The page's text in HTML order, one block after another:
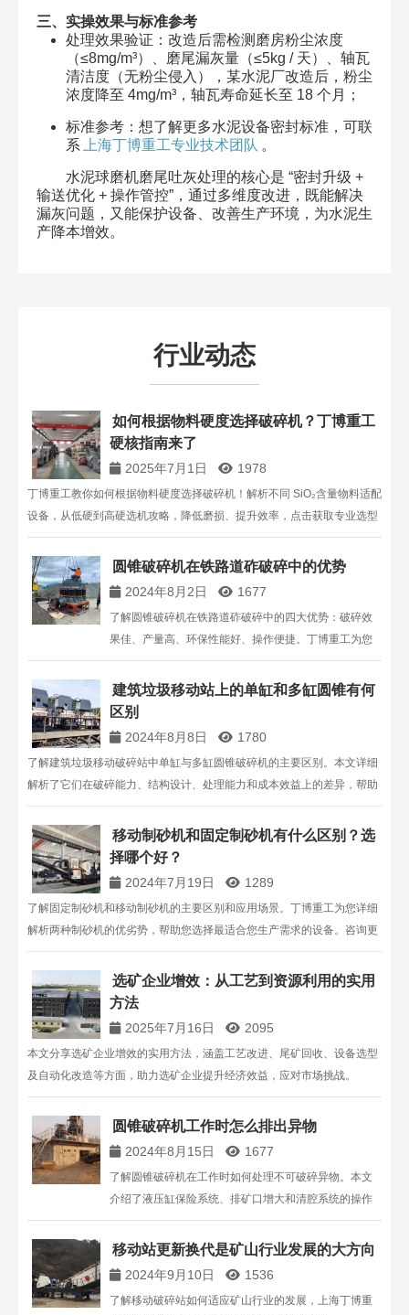
三、实操效果与标准参考​
处理效果验证：改造后需检测磨房粉尘浓度
（≤8mg/m³）、磨尾漏灰量（≤5kg / 天）、轴瓦
清洁度（无粉尘侵入），某水泥厂改造后，粉尘
浓度降至 4mg/m³，轴瓦寿命延长至 18 个月；​
标准参考：想了解更多水泥设备密封标准，可联
系
上海丁博重工专业技术团队 。
水泥球磨机磨尾吐灰处理的核心是 “密封升级 +
输送优化 + 操作管控”，通过多维度改进，既能解决
漏灰问题，又能保护设备、改善生产环境，为水泥生
产降本增效。
行业动态
如何根据物料硬度选择破碎机？丁博重工
硬核指南来了​
2025年7月1日 1978
丁博重工教你如何根据物料硬度选择破碎机！解析不同 SiO₂含量物料适配
设备，从低硬到高硬选机攻略，降低磨损、提升效率，点击获取专业选型
方案！
圆锥破碎机在铁路道砟破碎中的优势
2024年8月2日 1677
了解圆锥破碎机在铁路道砟破碎中的四大优势：破碎效
果佳、产量高、环保性能好、操作便捷。丁博重工为您
提供高效可靠的圆锥破碎机解决方案，助力铁路道砟生
产。
建筑垃圾移动站上的单缸和多缸圆锥有何
区别
2024年8月8日 1780
了解建筑垃圾移动破碎站中单缸与多缸圆锥破碎机的主要区别。本文详细
解析了它们在破碎能力、结构设计、处理能力和成本效益上的差异，帮助
您选择适合的设备以提升破碎效率和降低运营成本。更多信息请联系上海
丁博重工，电话：13816711123。移动制砂机和固定制砂机有什么区别？选
择哪个好？
2024年7月19日 1289
了解固定制砂机和移动制砂机的主要区别和应用场景。丁博重工为您详细
解析两种制砂机的优劣势，帮助您选择最适合您生产需求的设备。咨询更
多信息，欢迎联系我们。
选矿企业增效：从工艺到资源利用的实用
方法
2025年7月16日 2095
本文分享选矿企业增效的实用方法，涵盖工艺改进、尾矿回收、设备选型
及自动化改造等方面，助力选矿企业提升经济效益，应对市场挑战。
圆锥破碎机工作时怎么排出异物
2024年8月15日 1677
了解圆锥破碎机在工作时如何处理不可破碎异物。本文
介绍了液压缸保险系统、排矿口增大和清腔系统的操作
过程，确保设备安全与正常运转。上海丁博重工机械有
限公司提供高效的破碎解决方案。
移动站更新换代是矿山行业发展的大方向
2024年9月10日 1536
了解移动破碎站如何适应矿山行业的发展，上海丁博重